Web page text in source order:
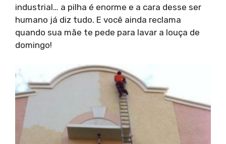
industrial… a pilha é enorme e a cara desse ser
humano já diz tudo. E você ainda reclama
quando sua mãe te pede para lavar a louça de
domingo!